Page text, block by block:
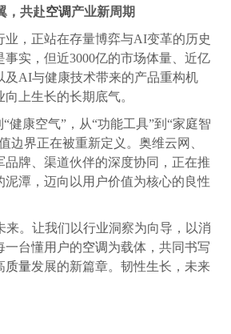
，共赴空调产业新周期
业，正站在存量博弈与AI变革的历史
事实，但近3000亿的市场体量、近亿
及AI与健康技术带来的产品重构机
上生长的长期底气。
“健康空气”，从“功能工具”到“家庭智
边界正在被重新定义。奥维云网、
品牌、渠道伙伴的深度协同，正在推
泥潭，迈向以用户价值为核心的良性
来。让我们以行业洞察为向导，以消
一台懂用户的空调为载体，共同书写
质量发展的新篇章。韧性生长，未来